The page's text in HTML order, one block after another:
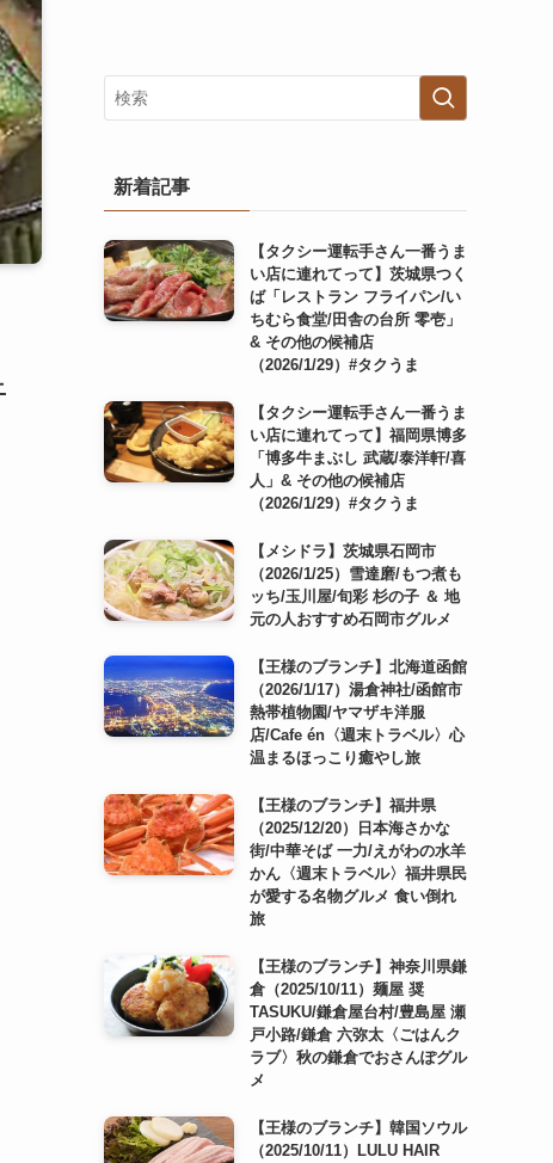
新着記事
【タクシー運転手さん一番うま
い店に連れてって】茨城県つく
ば「レストラン フライパン/い
ちむら食堂/田舎の台所 零壱」
& その他の候補店
（2026/1/29）#タクうま
【タクシー運転手さん一番うま
い店に連れてって】福岡県博多
「博多牛まぶし 武蔵/泰洋軒/喜
人」& その他の候補店
（2026/1/29）#タクうま
【メシドラ】茨城県石岡市
（2026/1/25）雪達磨/もつ煮も
ッち/玉川屋/旬彩 杉の子 ＆ 地
元の人おすすめ石岡市グルメ
【王様のブランチ】北海道函館
（2026/1/17）湯倉神社/函館市
熱帯植物園/ヤマザキ洋服
店/Cafe én〈週末トラベル〉心
温まるほっこり癒やし旅
【王様のブランチ】福井県
（2025/12/20）日本海さかな
街/中華そば 一力/えがわの水羊
かん〈週末トラベル〉福井県民
が愛する名物グルメ 食い倒れ
旅
【王様のブランチ】神奈川県鎌
倉（2025/10/11）麺屋 奨
TASUKU/鎌倉屋台村/豊島屋 瀬
戸小路/鎌倉 六弥太〈ごはんク
ラブ〉秋の鎌倉でおさんぽグル
メ
【王様のブランチ】韓国ソウル
（2025/10/11）LULU HAIR